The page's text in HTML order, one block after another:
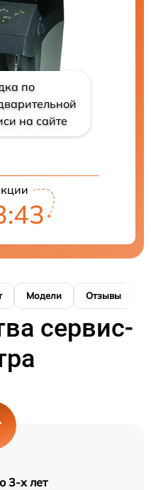
по
на сайте
Модели Отзывы
сервис-
3-х лет